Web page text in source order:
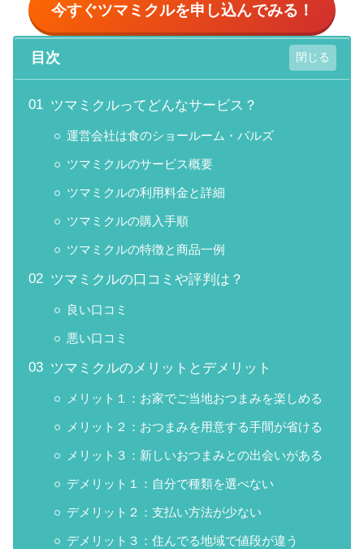
今すぐツマミクルを申し込んでみる！
目次
ツマミクルってどんなサービス？
運営会社は食のショールーム・パルズ
ツマミクルのサービス概要
ツマミクルの利用料金と詳細
ツマミクルの購入手順
ツマミクルの特徴と商品一例
ツマミクルの口コミや評判は？
良い口コミ
悪い口コミ
ツマミクルのメリットとデメリット
メリット１：お家でご当地おつまみを楽しめる
メリット２：おつまみを用意する手間が省ける
メリット３：新しいおつまみとの出会いがある
デメリット１：自分で種類を選べない
デメリット２：支払い方法が少ない
デメリット３：住んでる地域で値段が違う